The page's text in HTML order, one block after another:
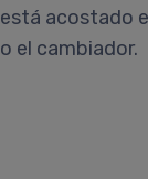
está acostado
o el cambiador.